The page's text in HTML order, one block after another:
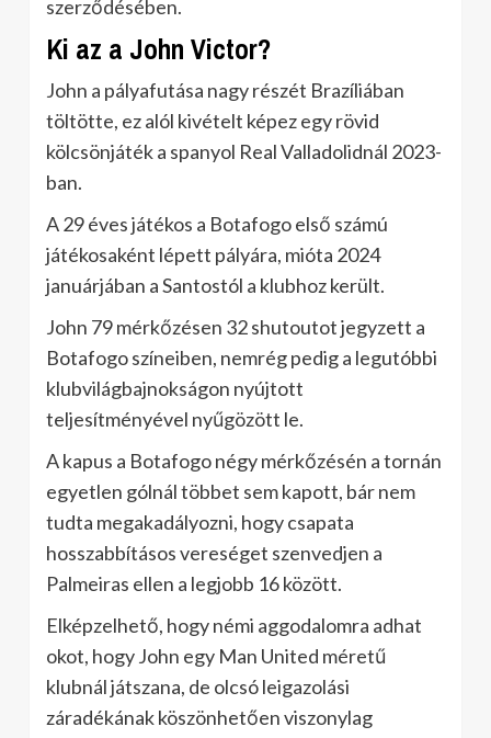
szerződésében.
Ki az a John Victor?
John a pályafutása nagy részét Brazíliában
töltötte, ez alól kivételt képez egy rövid
kölcsönjáték a spanyol Real Valladolidnál 2023-
ban.
A 29 éves játékos a Botafogo első számú
játékosaként lépett pályára, mióta 2024
januárjában a Santostól a klubhoz került.
John 79 mérkőzésen 32 shutoutot jegyzett a
Botafogo színeiben, nemrég pedig a legutóbbi
klubvilágbajnokságon nyújtott
teljesítményével nyűgözött le.
A kapus a Botafogo négy mérkőzésén a tornán
egyetlen gólnál többet sem kapott, bár nem
tudta megakadályozni, hogy csapata
hosszabbításos vereséget szenvedjen a
Palmeiras ellen a legjobb 16 között.
Elképzelhető, hogy némi aggodalomra adhat
okot, hogy John egy Man United méretű
klubnál játszana, de olcsó leigazolási
záradékának köszönhetően viszonylag